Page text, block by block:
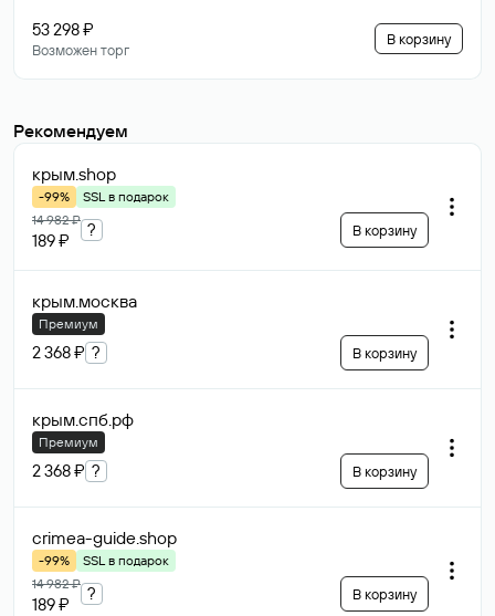
53 298 ₽
Возможен торг
В корзину
Рекомендуем
крым.shop
-99%
SSL в подарок
14 982 ₽
189 ₽
? В корзину
крым.москва
Премиум
2 368 ₽ ? В корзину
крым.спб.рф
Премиум
2 368 ₽ ? В корзину
crimea-guide.shop
-99%
SSL в подарок
14 982 ₽
189 ₽
? В корзину